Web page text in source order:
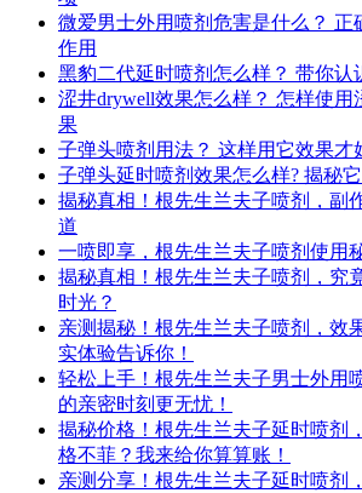
微爱男士外用喷剂危害是什么？ 正
作用
黑豹二代延时喷剂怎么样？ 带你认
涩井drywell效果怎么样？ 怎样使用
果
子弹头喷剂用法？ 这样用它效果才
子弹头延时喷剂效果怎么样? 揭秘
揭秘真相！根先生兰夫子喷剂，副
道
一喷即享，根先生兰夫子喷剂使用
揭秘真相！根先生兰夫子喷剂，究
时光？
亲测揭秘！根先生兰夫子喷剂，效
实体验告诉你！
轻松上手！根先生兰夫子男士外用
的亲密时刻更无忧！
揭秘价格！根先生兰夫子延时喷剂
格不菲？我来给你算算账！
亲测分享！根先生兰夫子延时喷剂